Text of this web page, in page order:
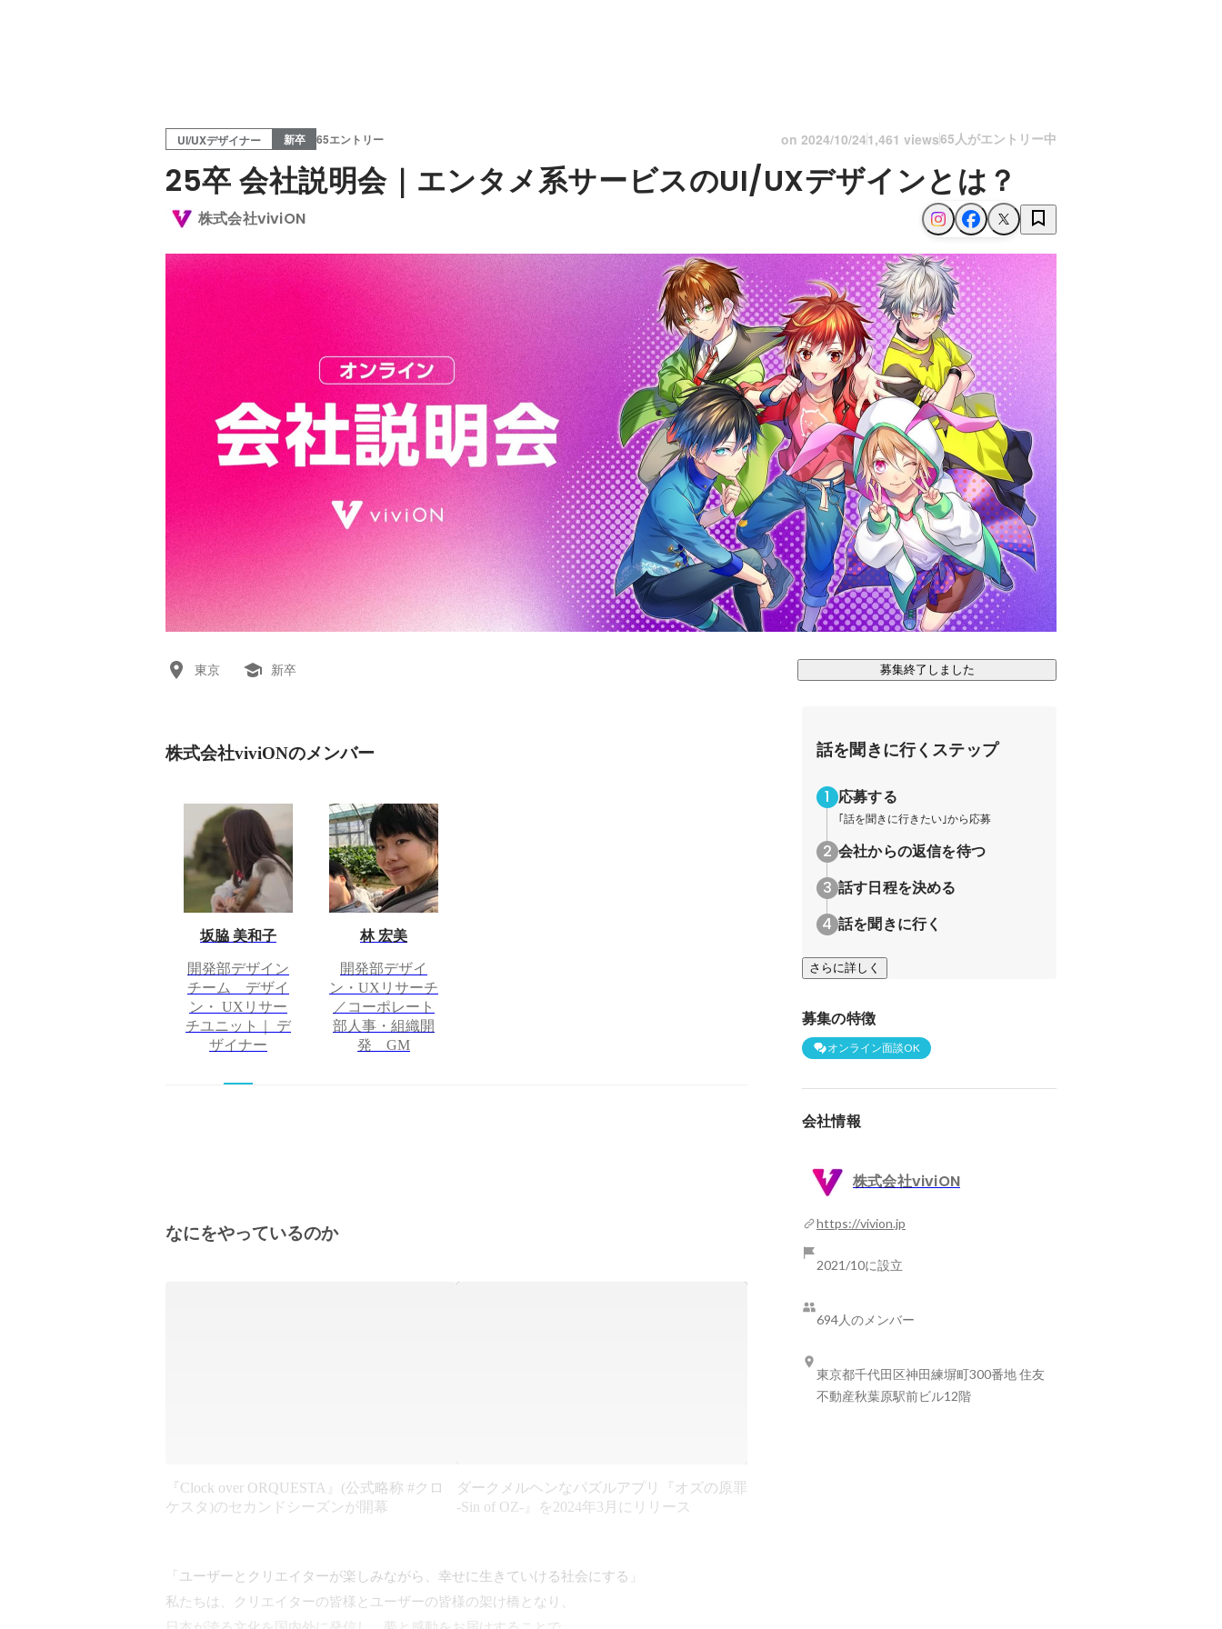
UI/UXデザイナー 新卒 65エントリー on 2024/10/241,461 views65人がエントリー中
25卒 会社説明会｜エンタメ系サービスのUI/UXデザインとは？
株式会社viviON
東京 新卒 募集終了しました
株式会社viviONのメンバー
坂脇 美和子
開発部デザイン
チーム デザイ
ン・ UXリサー
チユニット｜ デ
ザイナー
林 宏美
開発部デザイ
ン・UXリサーチ
／コーポレート
部人事・組織開
発 GM
なにをやっているのか
『Clock over ORQUESTA』(公式略称 #クロ
ケスタ)のセカンドシーズンが開幕
ダークメルヘンなパズルアプリ『オズの原罪
-Sin of OZ-』を2024年3月にリリース
「ユーザーとクリエイターが楽しみながら、幸せに生きていける社会にする」
私たちは、クリエイターの皆様とユーザーの皆様の架け橋となり、
話を聞きに行くステップ
応募する
｢話を聞きに行きたい｣から応募
会社からの返信を待つ
話す日程を決める
話を聞きに行く
さらに詳しく
募集の特徴
オンライン面談OK
会社情報
株式会社viviON
https://vivion.jp
2021/10に設立
694人のメンバー
東京都千代田区神田練塀町300番地 住友
不動産秋葉原駅前ビル12階